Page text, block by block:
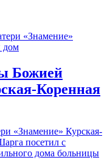
Божией
Коренная
«Знамение» Курская-
посетил с
дома больницы